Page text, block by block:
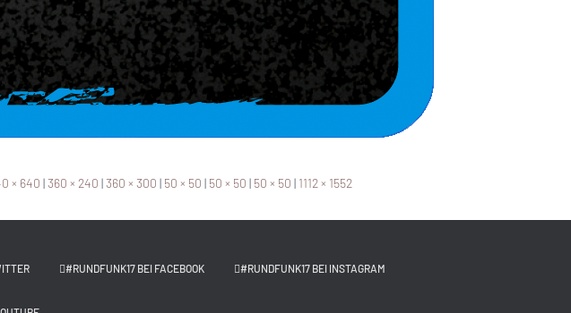
× 640 |360 × 240 |360 × 300 | 50 × 50 | 50 × 50 | 50 × 50 | 1112 × 1552
#RUNDFUNK17 BEI FACEBOOK #RUNDFUNK17 BEI INSTAGRAM